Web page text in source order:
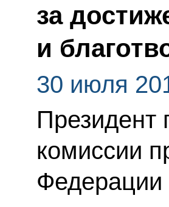
за
и
30 июля
Президент
комиссии
Федерации